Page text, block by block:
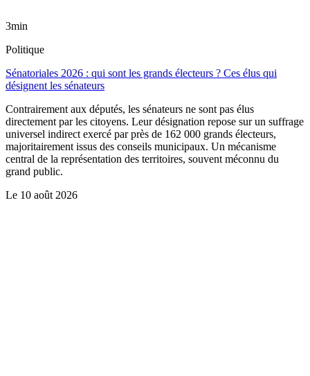
3min
Politique
Sénatoriales 2026 : qui sont les grands électeurs ? Ces élus qui
désignent les sénateurs
Contrairement aux députés, les sénateurs ne sont pas élus
directement par les citoyens. Leur désignation repose sur un suffrage
universel indirect exercé par près de 162 000 grands électeurs,
majoritairement issus des conseils municipaux. Un mécanisme
central de la représentation des territoires, souvent méconnu du
grand public.
Le 10 août 2026